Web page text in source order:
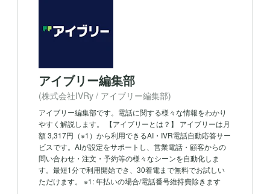
アイブリー編集部
(株式会社IVRy / アイブリー編集部)
アイブリー編集部です。電話に関する様々な情報をわかり
やすく解説します。 【アイブリーとは？】 アイブリーは月
額 3,317円（※1）から利用できるAI・IVR電話自動応答サー
ビスです。AIが設定をサポートし、営業電話・顧客からの
問い合わせ・注文・予約等の様々なシーンを自動化しま
す。最短1分で利用開始でき、30着電まで無料でお試しい
ただけます。 ※1: 年払いの場合/電話番号維持費除きます